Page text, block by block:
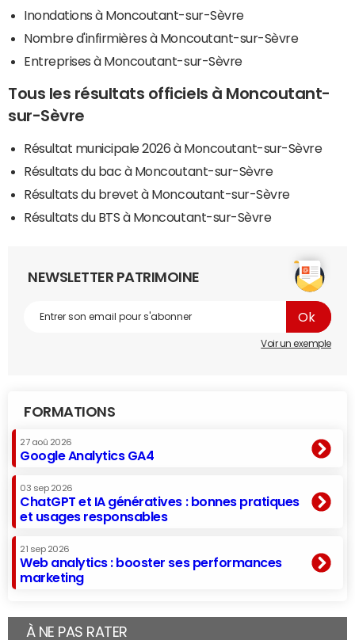
Inondations à Moncoutant-sur-Sèvre
Nombre d'infirmières à Moncoutant-sur-Sèvre
Entreprises à Moncoutant-sur-Sèvre
Tous les résultats officiels à Moncoutant-
sur-Sèvre
Résultat municipale 2026 à Moncoutant-sur-Sèvre
Résultats du bac à Moncoutant-sur-Sèvre
Résultats du brevet à Moncoutant-sur-Sèvre
Résultats du BTS à Moncoutant-sur-Sèvre
NEWSLETTER PATRIMOINE
Voir un exemple
FORMATIONS
27 aoû 2026
Google Analytics GA4
03 sep 2026
ChatGPT et IA génératives : bonnes pratiques
et usages responsables
21 sep 2026
Web analytics : booster ses performances
marketing
À NE PAS RATER